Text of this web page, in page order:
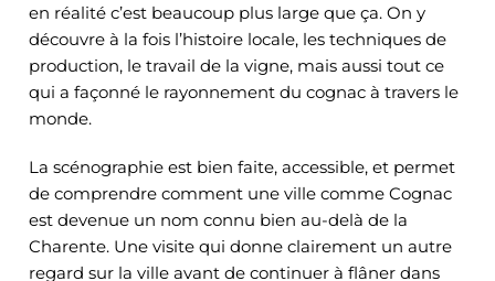
en réalité c’est beaucoup plus large que ça. On y
découvre à la fois l’histoire locale, les techniques de
production, le travail de la vigne, mais aussi tout ce
qui a façonné le rayonnement du cognac à travers le
monde.
La scénographie est bien faite, accessible, et permet
de comprendre comment une ville comme Cognac
est devenue un nom connu bien au-delà de la
Charente. Une visite qui donne clairement un autre
regard sur la ville avant de continuer à flâner dans